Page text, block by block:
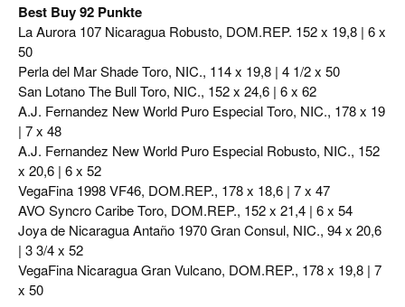
Best Buy 92 Punkte
La Aurora 107 Nicaragua Robusto, DOM.REP. 152 x 19,8 | 6 x
50
Perla del Mar Shade Toro, NIC., 114 x 19,8 | 4 1/2 x 50
San Lotano The Bull Toro, NIC., 152 x 24,6 | 6 x 62
A.J. Fernandez New World Puro Especial Toro, NIC., 178 x 19
| 7 x 48
A.J. Fernandez New World Puro Especial Robusto, NIC., 152
x 20,6 | 6 x 52
VegaFina 1998 VF46, DOM.REP., 178 x 18,6 | 7 x 47
AVO Syncro Caribe Toro, DOM.REP., 152 x 21,4 | 6 x 54
Joya de Nicaragua Antaño 1970 Gran Consul, NIC., 94 x 20,6
| 3 3/4 x 52
VegaFina Nicaragua Gran Vulcano, DOM.REP., 178 x 19,8 | 7
x 50